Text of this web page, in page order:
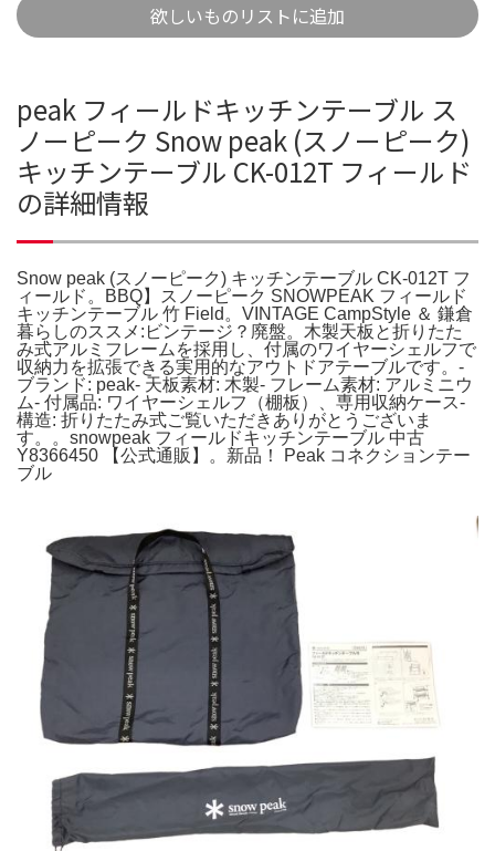
欲しいものリストに追加
peak フィールドキッチンテーブル ス
ノーピーク Snow peak (スノーピーク)
キッチンテーブル CK-012T フィールド
の詳細情報
Snow peak (スノーピーク) キッチンテーブル CK-012T フ
ィールド。BBQ】スノーピーク SNOWPEAK フィールド
キッチンテーブル 竹 Field。VINTAGE CampStyle ＆ 鎌倉
暮らしのススメ:ビンテージ？廃盤。木製天板と折りたた
み式アルミフレームを採用し、付属のワイヤーシェルフで
収納力を拡張できる実用的なアウトドアテーブルです。-
ブランド: peak- 天板素材: 木製- フレーム素材: アルミニウ
ム- 付属品: ワイヤーシェルフ（棚板）、専用収納ケース-
構造: 折りたたみ式ご覧いただきありがとうございま
す。。snowpeak フィールドキッチンテーブル 中古
Y8366450 【公式通販】。新品！ Peak コネクションテー
ブル